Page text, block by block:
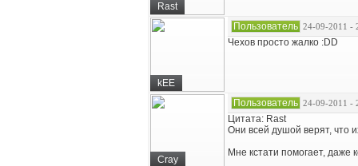
Rast
kEE
Пользователь 24-09-2011 -
Чехов просто жалко :DD
Cray
Пользователь 24-09-2011 -
Цитата: Rast
Они всей душой верят, что
Мне кстати помогает,